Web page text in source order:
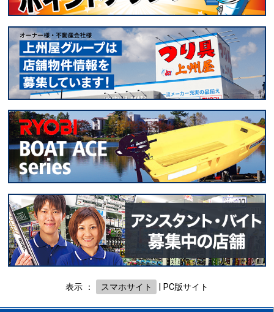
表示 ： スマホサイト PC版サイト